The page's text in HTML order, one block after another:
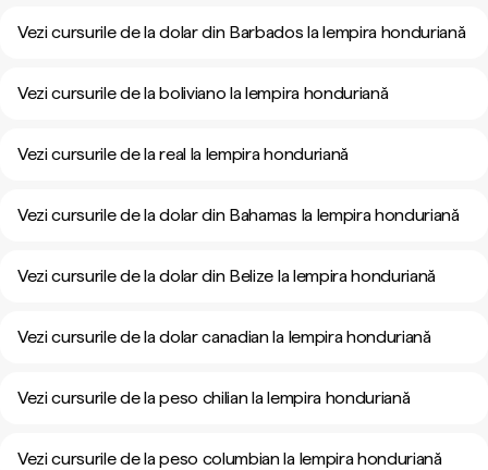
Vezi cursurile de la dolar din Barbados la lempira honduriană
Vezi cursurile de la boliviano la lempira honduriană
Vezi cursurile de la real la lempira honduriană
Vezi cursurile de la dolar din Bahamas la lempira honduriană
Vezi cursurile de la dolar din Belize la lempira honduriană
Vezi cursurile de la dolar canadian la lempira honduriană
Vezi cursurile de la peso chilian la lempira honduriană
Vezi cursurile de la peso columbian la lempira honduriană